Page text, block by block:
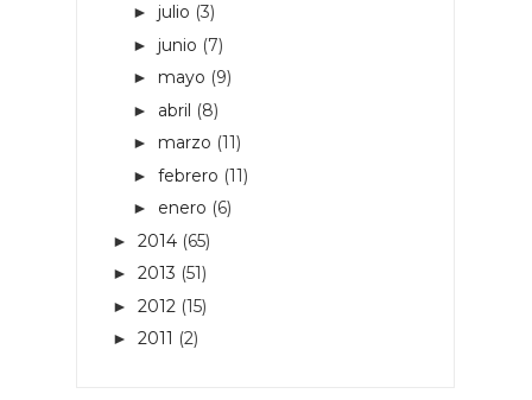
► julio (3)
► junio (7)
► mayo (9)
► abril (8)
► marzo (11)
► febrero (11)
► enero (6)
► 2014 (65)
► 2013 (51)
► 2012 (15)
► 2011 (2)